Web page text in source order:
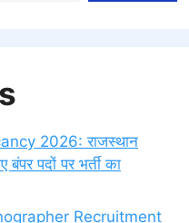
2026: राजस्थान
पदों पर भर्ती का
Recruitment